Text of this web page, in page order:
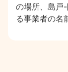
の場所、島戸
る事業者の名